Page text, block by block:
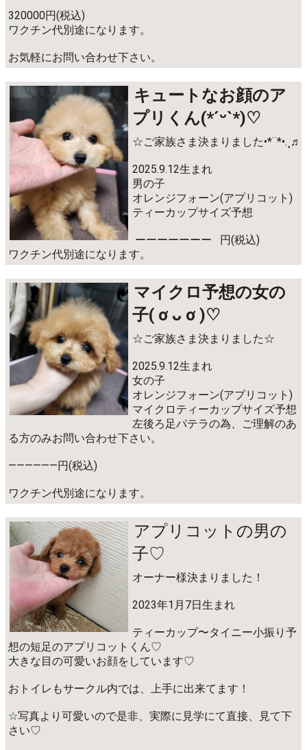
320000円(税込)
ワクチン代別途になります。
お気軽にお問い合わせ下さい。
キュートなお顔のア
プリくん(*ˊᵕˋ*)♡
☆ご家族さま決まりました•*¨*•.¸♬︎
2025.9.12生まれ
男の子
オレンジフォーン(アプリコット)
ティーカップサイズ予想
ーーーーーーー 円(税込)
ワクチン代別途になります。
マイクロ予想の女の
子( ơ ᴗ ơ )♡
☆ご家族さま決まりました☆
2025.9.12生まれ
女の子
オレンジフォーン(アプリコット)
マイクロティーカップサイズ予想
左後ろ足パテラの為、ご理解のあ
る方のみお問い合わせ下さい。
――――――円(税込)
ワクチン代別途になります。
アプリコットの男の
子♡
オーナー様決まりました！
2023年1月7日生まれ
ティーカップ〜タイニー小振り予
想の短足のアプリコットくん♡
大きな目の可愛いお顔をしています♡
おトイレもサークル内では、上手に出来てます！
☆写真より可愛いので是非、実際に見学にて直接、見て下
さい♡